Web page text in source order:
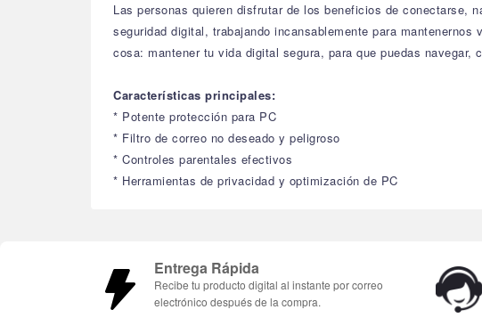
Las personas quieren disfrutar de los beneficios de conectarse,
seguridad digital, trabajando incansablemente para
cosa: mantener tu vida digital segura, para que puedas
Características principales:
* Potente protección para PC
* Filtro de correo no deseado y peligroso
* Controles parentales efectivos
* Herramientas de privacidad y optimización de PC
Entrega Rápida
Recibe tu producto digital al instante por correo
electrónico después de la compra.